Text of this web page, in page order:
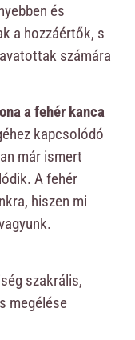
és
a hozzáértők, s
számára
a fehér kanca
kapcsolódó
már ismert
A fehér
hiszen mi
szakrális,
megélése